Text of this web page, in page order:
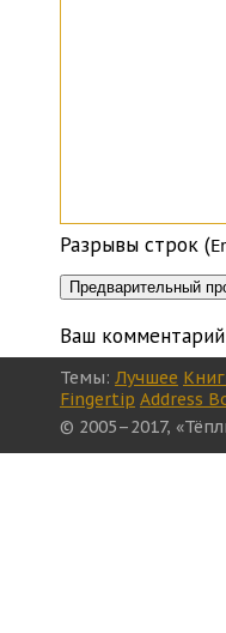
Разрывы строк (
Ваш
Темы: Лучшее
Fingertip Address
© 2005–2017,